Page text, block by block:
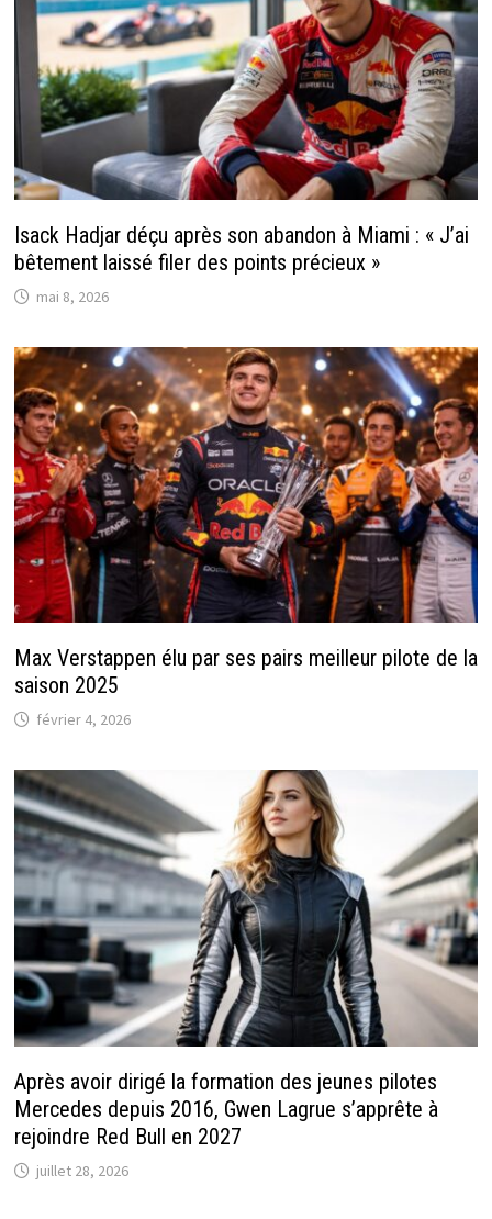
Isack Hadjar déçu après son abandon à Miami : « J’ai
bêtement laissé filer des points précieux »
mai 8, 2026
Max Verstappen élu par ses pairs meilleur pilote de la
saison 2025
février 4, 2026
Après avoir dirigé la formation des jeunes pilotes
Mercedes depuis 2016, Gwen Lagrue s’apprête à
rejoindre Red Bull en 2027
juillet 28, 2026